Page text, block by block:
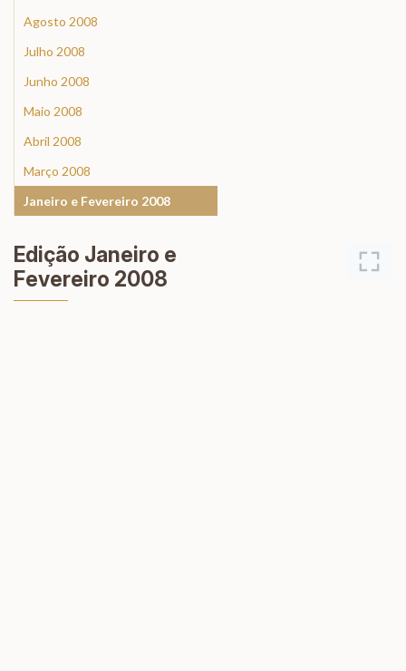
Agosto 2008
Julho 2008
Junho 2008
Maio 2008
Abril 2008
Março 2008
Janeiro e Fevereiro 2008
Edição Janeiro e
Fevereiro 2008